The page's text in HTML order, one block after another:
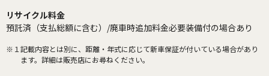
リサイクル料金
預託済（支払総額に含む）/廃車時追加料金必要装備付の場合あり
※１ 記載内容とは別に、距離・年式に応じて新車保証が付いている場合があり
ます。詳細は販売店にお尋ねください。